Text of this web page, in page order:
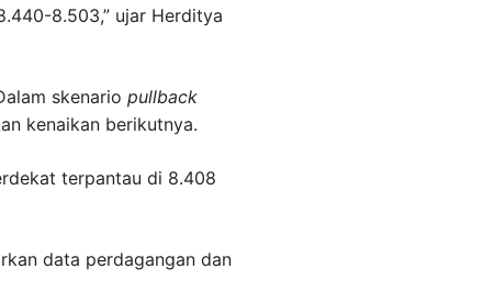
8.503,” ujar Herditya
skenario pullback
kenaikan berikutnya.
terpantau di 8.408
data perdagangan dan